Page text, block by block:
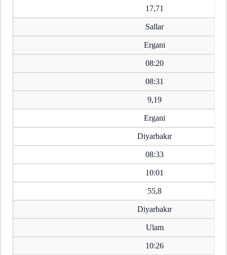
17,71
Sallar
Ergani
08:20
08:31
9,19
Ergani
Diyarbakır
08:33
10:01
55,8
Diyarbakır
Ulam
10:26